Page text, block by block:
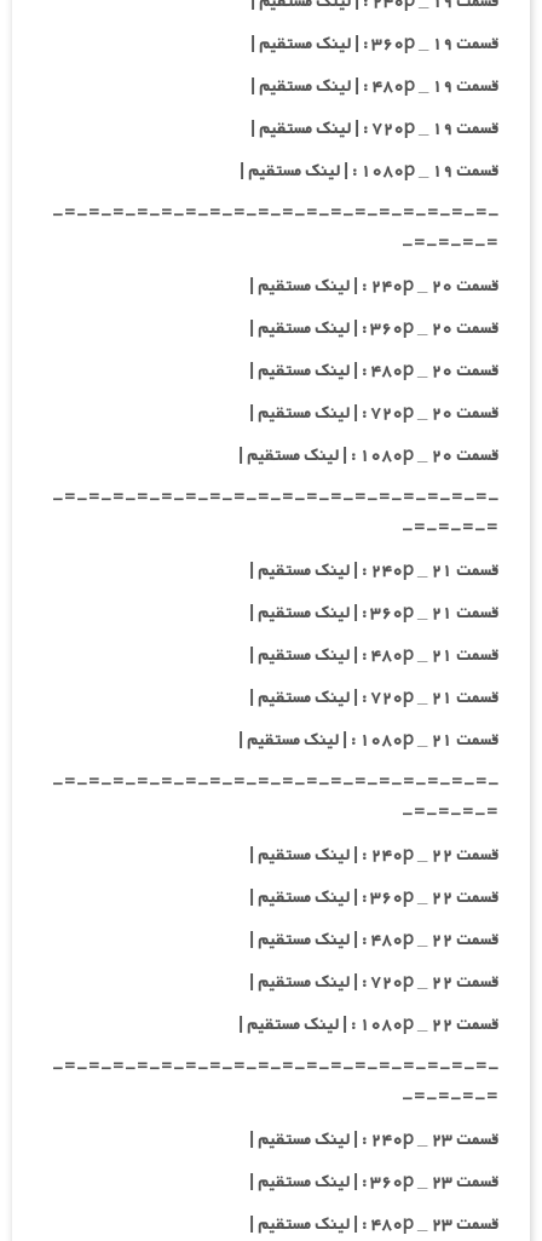
قسمت ۱۹ _ ۳۶۰p : | لینک مستقیم |
قسمت ۱۹ _ ۴۸۰p : | لینک مستقیم |
قسمت ۱۹ _ ۷۲۰p : | لینک مستقیم |
قسمت ۱۹ _ ۱۰۸۰p : | لینک مستقیم |
-=-=-=-=-=-=-=-=-=-=-=-=-=-=-=-=-=-=-
=-=-=-=-
قسمت ۲۰ _ ۲۴۰p : | لینک مستقیم |
قسمت ۲۰ _ ۳۶۰p : | لینک مستقیم |
قسمت ۲۰ _ ۴۸۰p : | لینک مستقیم |
قسمت ۲۰ _ ۷۲۰p : | لینک مستقیم |
قسمت ۲۰ _ ۱۰۸۰p : | لینک مستقیم |
-=-=-=-=-=-=-=-=-=-=-=-=-=-=-=-=-=-=-
=-=-=-=-
قسمت ۲۱ _ ۲۴۰p : | لینک مستقیم |
قسمت ۲۱ _ ۳۶۰p : | لینک مستقیم |
قسمت ۲۱ _ ۴۸۰p : | لینک مستقیم |
قسمت ۲۱ _ ۷۲۰p : | لینک مستقیم |
قسمت ۲۱ _ ۱۰۸۰p : | لینک مستقیم |
-=-=-=-=-=-=-=-=-=-=-=-=-=-=-=-=-=-=-
=-=-=-=-
قسمت ۲۲ _ ۲۴۰p : | لینک مستقیم |
قسمت ۲۲ _ ۳۶۰p : | لینک مستقیم |
قسمت ۲۲ _ ۴۸۰p : | لینک مستقیم |
قسمت ۲۲ _ ۷۲۰p : | لینک مستقیم |
قسمت ۲۲ _ ۱۰۸۰p : | لینک مستقیم |
-=-=-=-=-=-=-=-=-=-=-=-=-=-=-=-=-=-=-
=-=-=-=-
قسمت ۲۳ _ ۲۴۰p : | لینک مستقیم |
قسمت ۲۳ _ ۳۶۰p : | لینک مستقیم |
قسمت ۲۳ _ ۴۸۰p : | لینک مستقیم |